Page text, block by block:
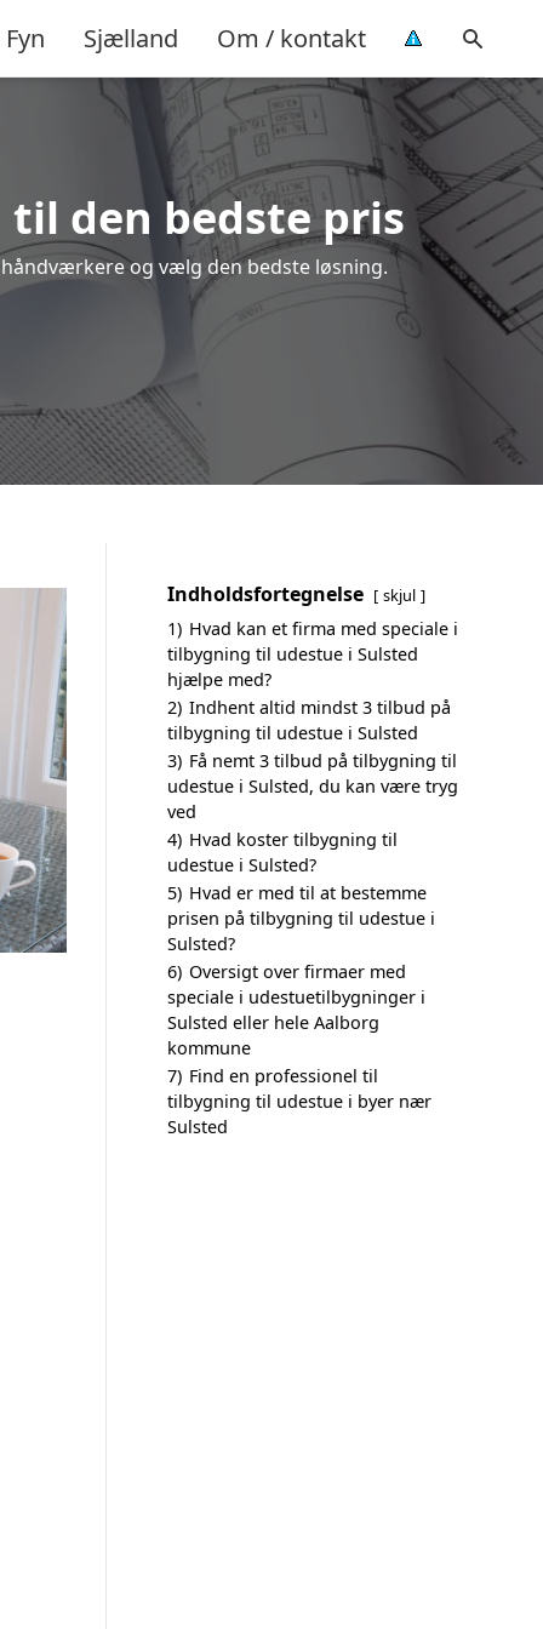
Fyn Sjælland Om / kontakt
den bedste pris
og vælg den bedste løsning.
Indholdsfortegnelse skjul
1) Hvad kan et firma med speciale i
tilbygning til udestue i Sulsted
hjælpe med?
2) Indhent altid mindst 3 tilbud på
tilbygning til udestue i Sulsted
3) Få nemt 3 tilbud på tilbygning til
udestue i Sulsted, du kan være tryg
ved
4) Hvad koster tilbygning til
udestue i Sulsted?
5) Hvad er med til at bestemme
prisen på tilbygning til udestue i
Sulsted?
6) Oversigt over firmaer med
speciale i udestuetilbygninger i
Sulsted eller hele Aalborg
kommune
7) Find en professionel til
tilbygning til udestue i byer nær
Sulsted